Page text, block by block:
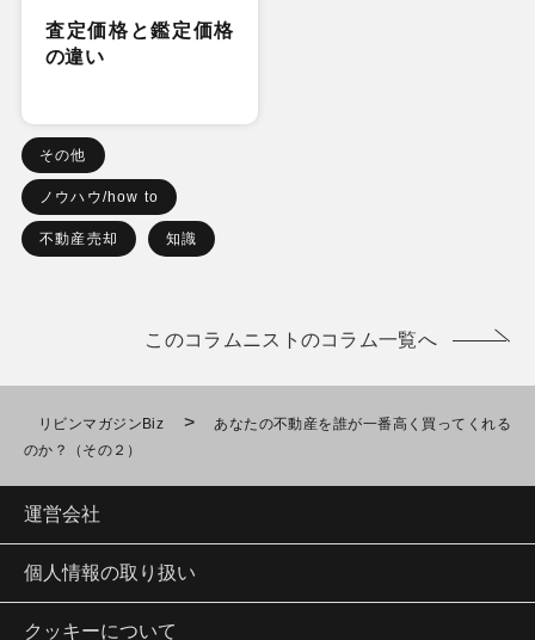
査定価格と鑑定価格
の違い
その他
ノウハウ/how to
不動産売却 知識
このコラムニストのコラム一覧へ
リビンマガジンBiz >
あなたの不動産を誰が一番高く買ってくれる
のか？（その２）
運営会社
個人情報の取り扱い
クッキーについて